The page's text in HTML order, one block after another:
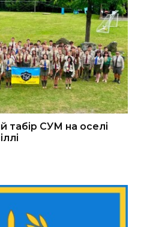
табір СУМ на оселі